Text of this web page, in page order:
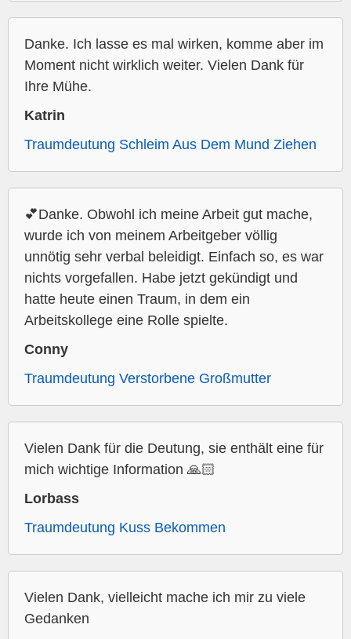
Danke. Ich lasse es mal wirken, komme aber im
Moment nicht wirklich weiter. Vielen Dank für
Ihre Mühe.
Katrin
Traumdeutung Schleim Aus Dem Mund Ziehen
💕Danke. Obwohl ich meine Arbeit gut mache,
wurde ich von meinem Arbeitgeber völlig
unnötig sehr verbal beleidigt. Einfach so, es war
nichts vorgefallen. Habe jetzt gekündigt und
hatte heute einen Traum, in dem ein
Arbeitskollege eine Rolle spielte.
Conny
Traumdeutung Verstorbene Großmutter
Vielen Dank für die Deutung, sie enthält eine für
mich wichtige Information 🙏🏻
Lorbass
Traumdeutung Kuss Bekommen
Vielen Dank, vielleicht mache ich mir zu viele
Gedanken